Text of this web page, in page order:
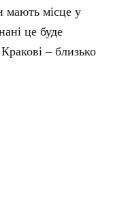
мають місце у
це буде
– близько